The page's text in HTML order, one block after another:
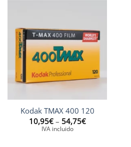
Kodak TMAX 400 120
10,95€ – 54,75€Interval
de
IVA incluido